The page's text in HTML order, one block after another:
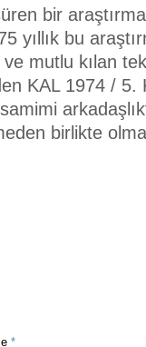
bir
yıllık bu
mutlu kılan
KAL 1974 / 5.
samimi
birlikte
*